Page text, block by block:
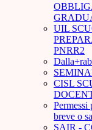
UIL
PNRR2
CISL
Permessi
breve o
SAIR -